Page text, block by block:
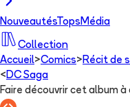
NouveautésTops Média
Collection
Accueil>Comics> Récit de
< DC Saga
Faire découvrir cet album à